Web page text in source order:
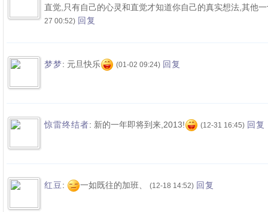
直觉,只有自己的心灵和直觉才知道你自己的真实想法,其他
27 00:52) 回复
梦梦 : 元旦快乐 (01-02 09:24) 回复
惊雷终结者: 新的一年即将到来,2013! (12-31 16:45) 回复
红豆 : 一如既往的加班、 (12-18 14:52) 回复